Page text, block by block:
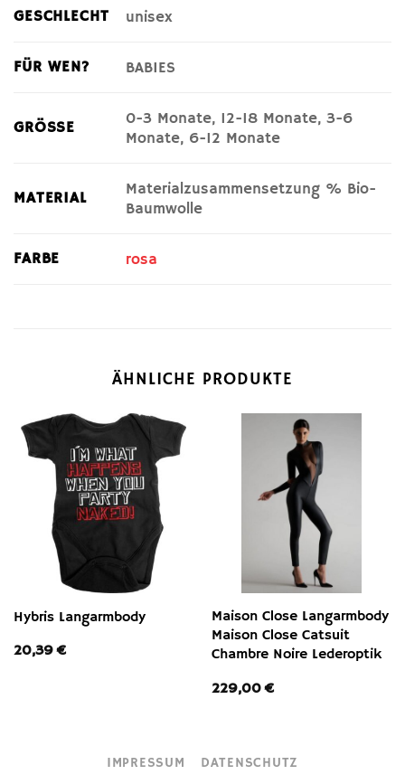
GESCHLECHT unisex
FÜR WEN? BABIES
GRÖSSE
0-3 Monate, 12-18 Monate, 3-6
Monate, 6-12 Monate
MATERIAL
Materialzusammensetzung % Bio-
Baumwolle
FARBE rosa
ÄHNLICHE PRODUKTE
Hybris Langarmbody
20,39€
Maison Close Langarmbody
Maison Close Catsuit
Chambre Noire Lederoptik
229,00€
IMPRESSUM DATENSCHUTZ